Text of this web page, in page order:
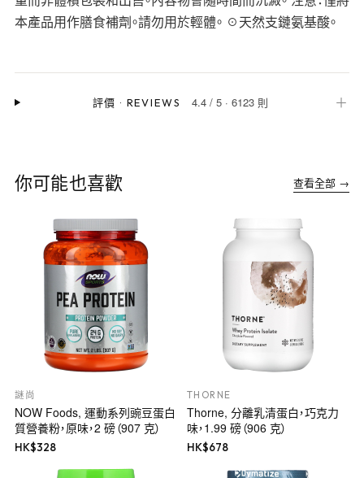
本產品用作膳食補劑。請勿用於輕體。 ☉天然支鏈氨基酸。
評價 · REVIEWS 4.4 /5 ·6123 則 ＋
你可能也喜歡 查看全部 →
謎尚
NOW Foods, 運動系列豌豆蛋白
質營養粉，原味，2 磅（907 克）
HK$328
THORNE
Thorne, 分離乳清蛋白，巧克力
味，1.99 磅（906 克）
HK$678